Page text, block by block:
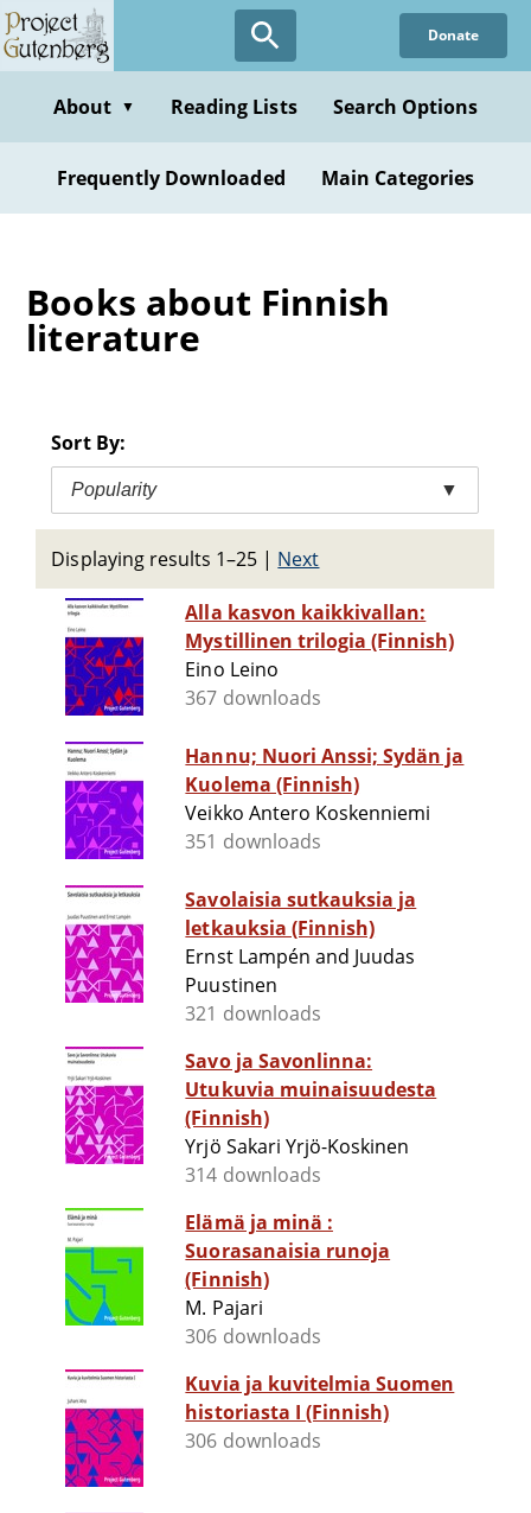
Skip
to
content
Donate
About ▼ Reading Lists Search Options
Frequently Downloaded Main Categories
Books about Finnish
literature
Sort By:
Popularity ▼
Displaying results 1–25 | Next
Alla kasvon kaikkivallan:
Mystillinen trilogia (Finnish)
Eino Leino
367 downloads
Hannu; Nuori Anssi; Sydän ja
Kuolema (Finnish)
Veikko Antero Koskenniemi
351 downloads
Savolaisia sutkauksia ja
letkauksia (Finnish)
Ernst Lampén and Juudas
Puustinen
321 downloads
Savo ja Savonlinna:
Utukuvia muinaisuudesta
(Finnish)
Yrjö Sakari Yrjö-Koskinen
314 downloads
Elämä ja minä :
Suorasanaisia runoja
(Finnish)
M. Pajari
306 downloads
Kuvia ja kuvitelmia Suomen
historiasta I (Finnish)
306 downloads